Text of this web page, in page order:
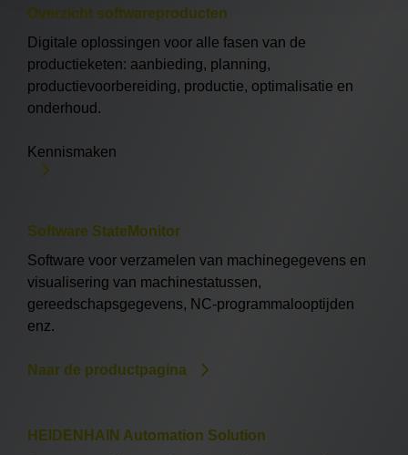
Overzicht softwareproducten
Digitale oplossingen voor alle fasen van de
productieketen: aanbieding, planning,
productievoorbereiding, productie, optimalisatie en
onderhoud.
Kennismaken
Software StateMonitor
Software voor verzamelen van machinegegevens en
visualisering van machinestatussen,
gereedschapsgegevens, NC-programmalooptijden
enz.
Naar de productpagina
HEIDENHAIN Automation Solution